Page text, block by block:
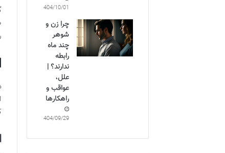
1404/10/01
چرا زن و
شوهر
چند ماه
رابطه
ندارند؟ |
علل،
عواقب و
راهکارها
1404/09/29